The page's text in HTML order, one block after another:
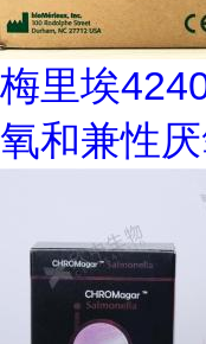
梅里埃
氧和兼性